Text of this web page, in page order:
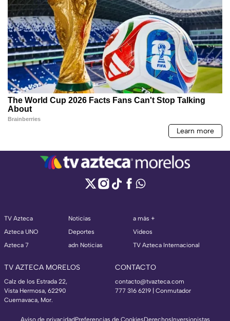
TV Azteca
Azteca UNO
Azteca 7
Noticias
Deportes
adn Noticias
a más +
Videos
TV Azteca Internacional
TV AZTECA MORELOS
Calz de los Estrada 22,
Vista Hermosa, 62290
Cuernavaca, Mor.
CONTACTO
contacto@tvazteca.com
777 316 6219 | Conmutador